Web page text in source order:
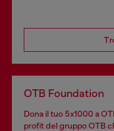
OTB Foundation
Dona il tuo 5x1000 a
profit del gruppo OTB